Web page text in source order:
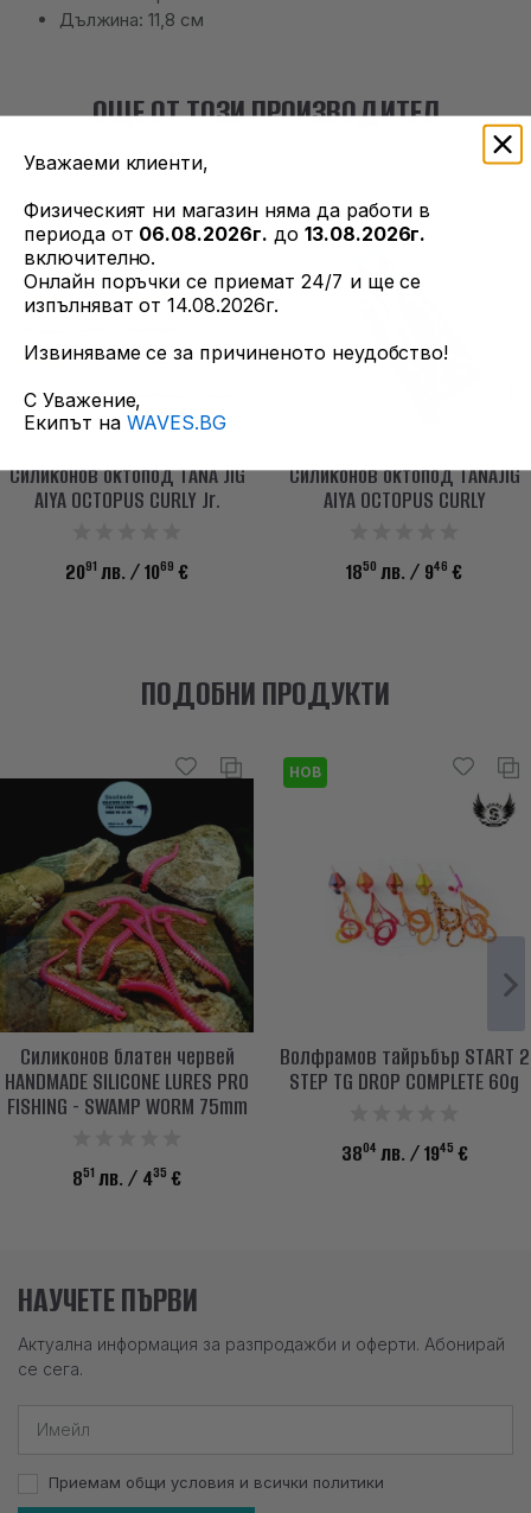
Дължина: 11,8 см
ОЩЕ ОТ ТОЗИ ПРОИЗВОДИТЕЛ
Силиконов октопод TANA JIG
AIYA OCTOPUS CURLY Jr.
2091 лв. / 1069 €
Силиконов октопод TANAJIG
AIYA OCTOPUS CURLY
1850 лв. / 946 €
ПОДОБНИ ПРОДУКТИ
Силиконов блатен червей
HANDMADE SILICONE LURES PRO
FISHING - SWAMP WORM 75mm
851 лв. / 435 €
НОВ
Волфрамов тайръбър START 2
STEP TG DROP COMPLETE 60g
3804 лв. / 1945 €
НАУЧЕТЕ ПЪРВИ
Актуална информация за разпродажби и оферти. Абонирай
се сега.
Приемам общи условия и всички политики
Уважаеми клиенти,
Физическият ни магазин няма да работи в
периода от 06.08.2026г. до 13.08.2026г.
включително.
Онлайн поръчки се приемат 24/7 и ще се
изпълняват от 14.08.2026г.
Извиняваме се за причиненото неудобство!
С Уважение,
Екипът на WAVES.BG